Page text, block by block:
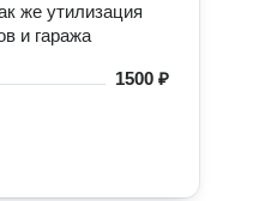
же утилизация
и гаража
1500 ₽